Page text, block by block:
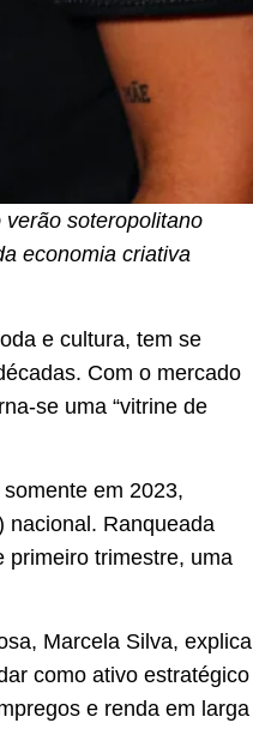
soteropolitano
economia criativa
e cultura, tem se
Com o mercado
se uma “vitrine de
em 2023,
nacional. Ranqueada
primeiro trimestre, uma
Marcela Silva, explica
como ativo estratégico
e renda em larga